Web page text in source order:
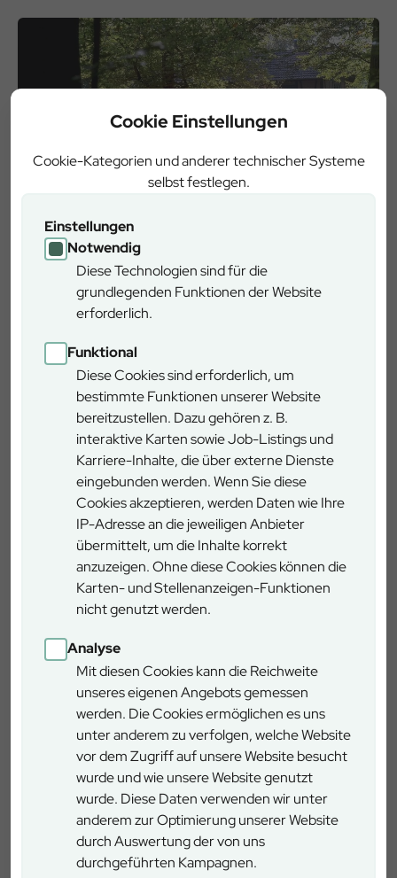
Cookie Einstellungen
Cookie-Kategorien und anderer technischer Systeme
selbst festlegen.
Einstellungen
Notwendig
Diese Technologien sind für die
grundlegenden Funktionen der Website
erforderlich.
Funktional
Diese Cookies sind erforderlich, um
bestimmte Funktionen unserer Website
bereitzustellen. Dazu gehören z. B.
interaktive Karten sowie Job-Listings und
Karriere-Inhalte, die über externe Dienste
eingebunden werden. Wenn Sie diese
Cookies akzeptieren, werden Daten wie Ihre
IP-Adresse an die jeweiligen Anbieter
übermittelt, um die Inhalte korrekt
anzuzeigen. Ohne diese Cookies können die
Karten- und Stellenanzeigen-Funktionen
nicht genutzt werden.
Analyse
Mit diesen Cookies kann die Reichweite
unseres eigenen Angebots gemessen
werden. Die Cookies ermöglichen es uns
unter anderem zu verfolgen, welche Website
vor dem Zugriff auf unsere Website besucht
wurde und wie unsere Website genutzt
wurde. Diese Daten verwenden wir unter
anderem zur Optimierung unserer Website
durch Auswertung der von uns
durchgeführten Kampagnen.
Anfahrt
Mit dem Auto:
„Gramschatzer Wald“ und fahren Richtung Gramschatz /
Rimpar. Am Ende der Strasse biegen Sie links ab Richtung
Rimpar. Das ausgeschilderte Walderlebniszentrum
befindet sich auf der rechten Seite.
Mit dem Bus:
Fahren Sie mit der Linie 45 des WVV Richtung Gramschatz
und steigen Sie an der Haltestelle „Einsiedel“ aus. Von dort
laufen Sie noch etwa zwei Minuten zu Fuß bis zum
Walderlebniszentrum.
Details
Zeitbedarf 1 - 2 Stunden
---
Schwierigkeitsgrad gering
Rundweg ja
Rollstuhlgerecht teilweise